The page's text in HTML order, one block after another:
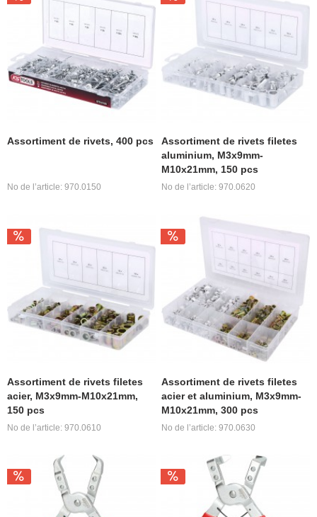
Assortiment de rivets, 400 pcs
No de l’article: 970.0150
Assortiment de rivets filetes
aluminium, M3x9mm-
M10x21mm, 150 pcs
No de l’article: 970.0620
Assortiment de rivets filetes
acier, M3x9mm-M10x21mm,
150 pcs
No de l’article: 970.0610
Assortiment de rivets filetes
acier et aluminium, M3x9mm-
M10x21mm, 300 pcs
No de l’article: 970.0630